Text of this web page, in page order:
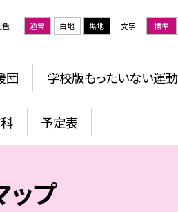
色 通常 白地 黒地 文字 標準
団 学校版もったいない運動
予定表
ップ